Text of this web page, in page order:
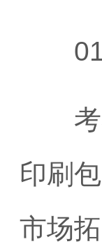
01
考察
印刷
市场